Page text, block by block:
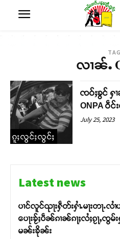
TAG
လၢၼ်ႉ
ၵူႈလွင်ႈလွင်ႈ
ၸဝ်ႈၶွင် ႁ
ONPA ဝဵ
July 25, 2023
Latest news
ပၢင်လူင်ၺႃးႁဵတ်းႁၢႆႉမႃးတႃႉလၢႆ
ပေႃးၶႂ်ႈပဵၼ်ၵၢၼ်ၵႃႈလႆႈၵႂႃႇၸွမ်း
မၼ်းၶိုၼ်း